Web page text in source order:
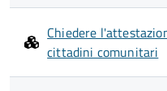
Chiedere
cittadini comunitari